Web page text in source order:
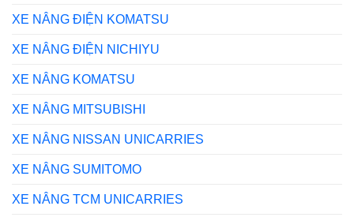
XE NÂNG ĐIỆN KOMATSU
XE NÂNG ĐIỆN NICHIYU
XE NÂNG KOMATSU
XE NÂNG MITSUBISHI
XE NÂNG NISSAN UNICARRIES
XE NÂNG SUMITOMO
XE NÂNG TCM UNICARRIES